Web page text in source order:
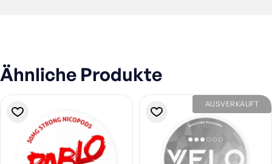
Ähnliche Produkte
AUSVERKAUFT